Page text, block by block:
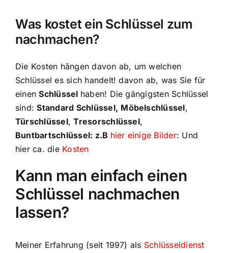
Was kostet ein Schlüssel zum
nachmachen?
Die Kosten hängen davon ab, um welchen
Schlüssel es sich handelt! davon ab, was Sie für
einenSchlüssel haben! Die gängigsten Schlüssel
sind:Standard Schlüssel, Möbelschlüssel,
Türschlüssel,Tresorschlüssel,
Buntbartschlüssel: z.B hier einige Bilder: Und
hier ca. die Kosten
Kann man einfach einen
Schlüssel nachmachen
lassen?
Meiner Erfahrung (seit 1997) als Schlüsseldienst